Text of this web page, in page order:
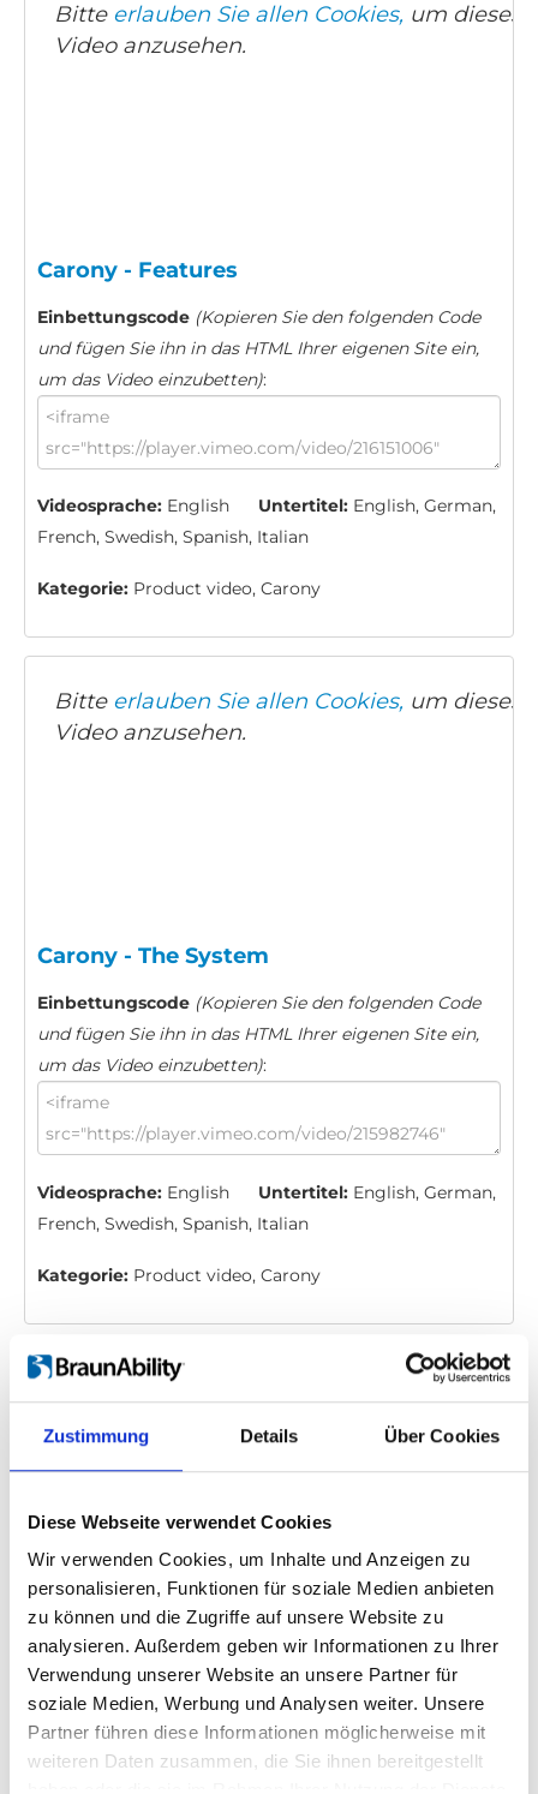
Zustimmung Details Über Cookies
Diese Webseite verwendet Cookies
Wir verwenden Cookies, um Inhalte und Anzeigen zu
personalisieren, Funktionen für soziale Medien anbieten
zu können und die Zugriffe auf unsere Website zu
analysieren. Außerdem geben wir Informationen zu Ihrer
Verwendung unserer Website an unsere Partner für
soziale Medien, Werbung und Analysen weiter. Unsere
Partner führen diese Informationen möglicherweise mit
weiteren Daten zusammen, die Sie ihnen bereitgestellt
Bitte erlauben Sie allen Cookies, um dieses
Video anzusehen.
Carony - Features
Einbettungscode (Kopieren Sie den folgenden Code
und fügen Sie ihn in das HTML Ihrer eigenen Site ein,
um das Video einzubetten):
Videosprache: English Untertitel: English, German,
French, Swedish, Spanish, Italian
Kategorie: Product video, Carony
Bitte erlauben Sie allen Cookies, um dieses
Video anzusehen.
Carony - The System
Einbettungscode (Kopieren Sie den folgenden Code
und fügen Sie ihn in das HTML Ihrer eigenen Site ein,
um das Video einzubetten):
Videosprache: English Untertitel: English, German,
French, Swedish, Spanish, Italian
Kategorie: Product video, Carony
erlauben Sie allen Cookies,
um dieses
Carony - Usage
Einbettungscode
und fügen Sie ihn in das HTML Ihrer eigenen Site ein,
um das Video einzubetten)